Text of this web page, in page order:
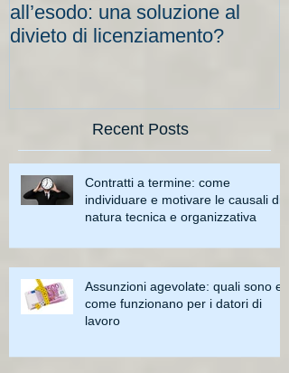
all’esodo: una soluzione al
divieto di licenziamento?
Recent Posts
Contratti a termine: come
individuare e motivare le causali di
natura tecnica e organizzativa
Assunzioni agevolate: quali sono e
come funzionano per i datori di
lavoro